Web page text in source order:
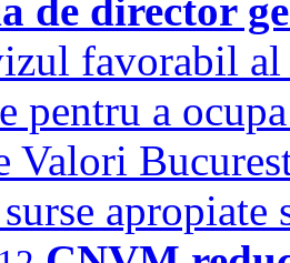
de director
favorabil
pentru a
Valori
surse